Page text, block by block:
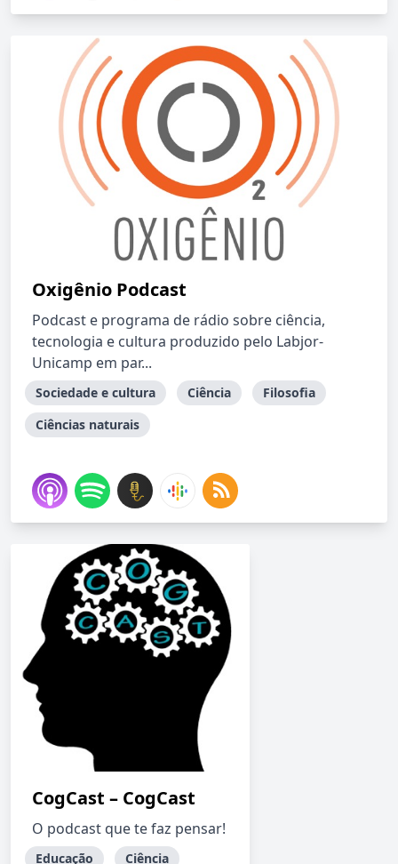
Oxigênio Podcast
Podcast e programa de rádio sobre ciência,
tecnologia e cultura produzido pelo Labjor-
Unicamp em par...
Sociedade e cultura Ciência
Filosofia
Ciências naturais
CogCast – CogCast
O podcast que te faz pensar!
Educação Ciência